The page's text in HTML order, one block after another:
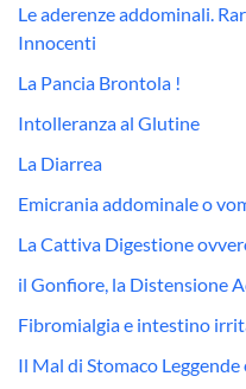
Le aderenze addominali.
Innocenti
La Pancia Brontola !
Intolleranza al Glutine
La Diarrea
Emicrania addominale o
La Cattiva Digestione
il Gonfiore, la Distensione
Fibromialgia e intestino
Il Mal di Stomaco Leggende